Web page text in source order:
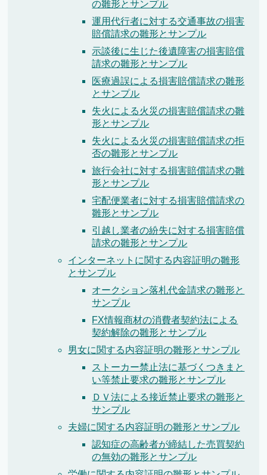
の雛形とサンプル
運用代行者に対する交通事故の損害
賠償請求の雛形とサンプル
示談後に生じた後遺障害の損害賠償
請求の雛形とサンプル
医療過誤による損害賠償請求の雛形
とサンプル
失火による火災の損害賠償請求の雛
形とサンプル
失火による火災の損害賠償請求の拒
否の雛形とサンプル
旅行会社に対する損害賠償請求の雛
形とサンプル
宅配便業者に対する損害賠償請求の
雛形とサンプル
引越し業者の紛失に対する損害賠償
請求の雛形とサンプル
インターネットに関する内容証明の雛形
とサンプル
オークション落札代金請求の雛形と
サンプル
FX情報商材の消費者契約法による
契約解除の雛形とサンプル
男女に関する内容証明の雛形とサンプル
ストーカー禁止法に基づくつきまと
い等禁止要求の雛形とサンプル
ＤＶ法による接近禁止要求の雛形と
サンプル
夫婦に関する内容証明の雛形とサンプル
認知症の高齢者が締結した売買契約
の無効の雛形とサンプル